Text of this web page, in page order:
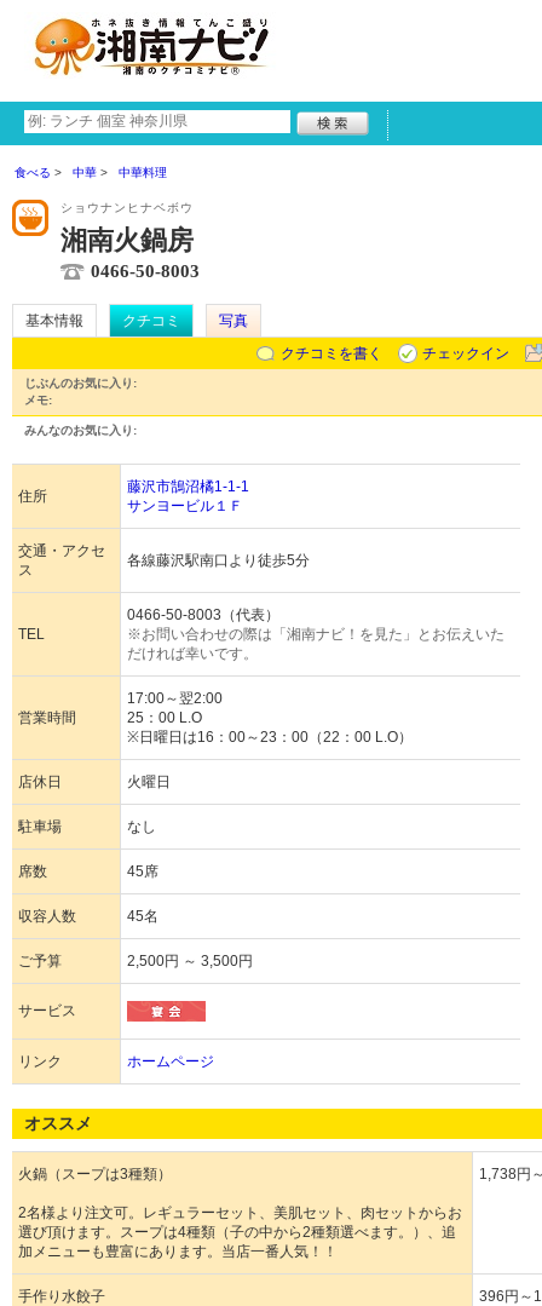
食べる 中華 中華料理
ショウナンヒナベボウ
湘南火鍋房
0466-50-8003
基本情報 クチコミ
写真
クチコミを書く
チェックイン
じぶんのお気に入り:
メモ:
みんなのお気に入り:
住所
藤沢市鵠沼橘1-1-1
サンヨービル１Ｆ
交通・アクセ
ス
各線藤沢駅南口より徒歩5分
TEL
0466-50-8003（代表）
※お問い合わせの際は「湘南ナビ！を見た」とお伝えいた
だければ幸いです。
営業時間
17:00～翌2:00
25：00 L.O
※日曜日は16：00～23：00（22：00 L.O）
店休日 火曜日
駐車場 なし
席数 45席
収容人数 45名
ご予算 2,500円 ～ 3,500円
サービス
リンク ホームページ
オススメ
火鍋（スープは3種類）
2名様より注文可。レギュラーセット、美肌セット、肉セットからお
選び頂けます。スープは4種類（子の中から2種類選べます。）、追
加メニューも豊富にあります。当店一番人気！！
1,738円
手作り水餃子 396円～